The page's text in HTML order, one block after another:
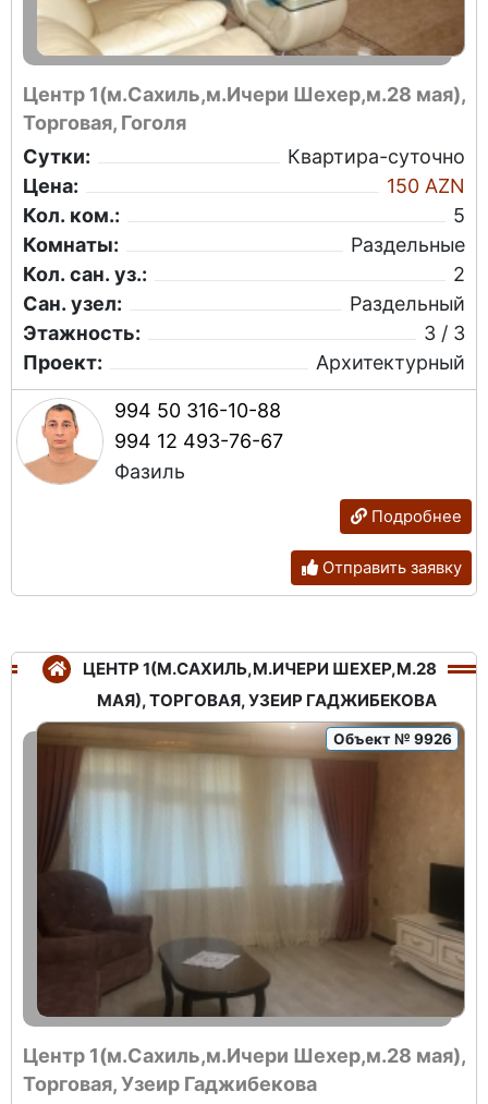
Центр 1(м.Сахиль,м.Ичери Шехер,м.28 мая),
Торговая, Гоголя
Сутки:
Квартира-суточно
Цена:
150 AZN
Кол. ком.:
5
Комнаты:
Раздельные
Кол. сан. уз.:
2
Сан. узел:
Раздельный
Этажность:
3 / 3
Проект:
Архитектурный
994 50 316-10-88
994 12 493-76-67
Фазиль
Подробнее
Отправить заявку
ЦЕНТР 1(М.САХИЛЬ,М.ИЧЕРИ ШЕХЕР,М.28
МАЯ), ТОРГОВАЯ, УЗЕИР ГАДЖИБЕКОВА
Объект № 9926
Центр 1(м.Сахиль,м.Ичери Шехер,м.28 мая),
Торговая, Узеир Гаджибекова